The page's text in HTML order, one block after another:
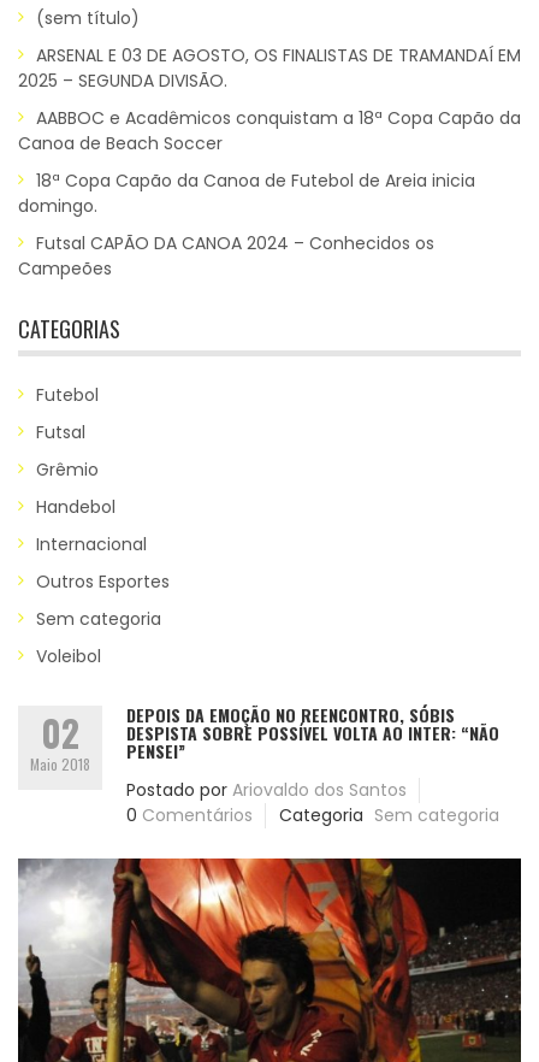
(sem título)
ARSENAL E 03 DE AGOSTO, OS FINALISTAS DE TRAMANDAÍ EM
2025 – SEGUNDA DIVISÃO.
AABBOC e Acadêmicos conquistam a 18ª Copa Capão da
Canoa de Beach Soccer
18ª Copa Capão da Canoa de Futebol de Areia inicia
domingo.
Futsal CAPÃO DA CANOA 2024 – Conhecidos os
Campeões
CATEGORIAS
Futebol
Futsal
Grêmio
Handebol
Internacional
Outros Esportes
Sem categoria
Voleibol
02
Maio 2018
DEPOIS DA EMOÇÃO NO REENCONTRO, SÓBIS
DESPISTA SOBRE POSSÍVEL VOLTA AO INTER: “NÃO
PENSEI”
Postado por Ariovaldo dos Santos
0 Comentários Categoria Sem categoria